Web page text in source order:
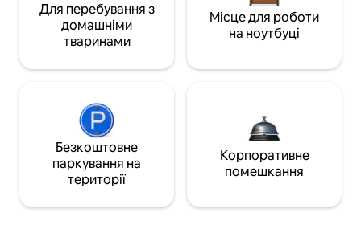
Для перебування з
домашніми
тваринами
Місце для роботи
на ноутбуці
Безкоштовне
паркування на
території
Корпоративне
помешкання